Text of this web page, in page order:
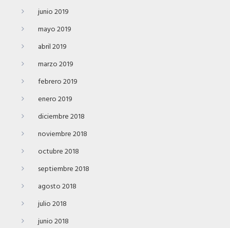
junio 2019
mayo 2019
abril 2019
marzo 2019
febrero 2019
enero 2019
diciembre 2018
noviembre 2018
octubre 2018
septiembre 2018
agosto 2018
julio 2018
junio 2018